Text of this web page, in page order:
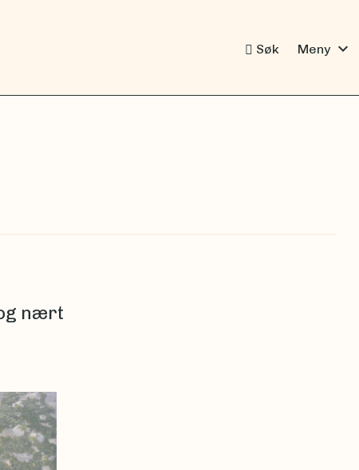
Søk Meny expand_more
nært